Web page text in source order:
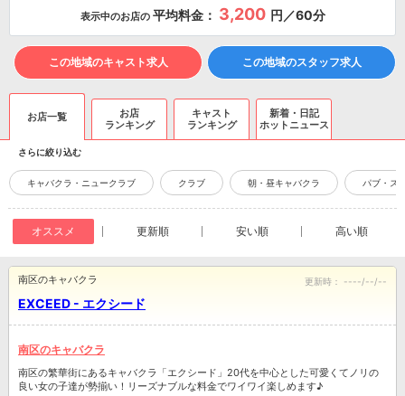
表示中のお店の 平均料金： 3,200 円／60分
この地域のキャスト求人 この地域のスタッフ求人
お店一覧
お店
ランキング
キャスト
ランキング
新着・日記
ホットニュース
さらに絞り込む
キャバクラ・ニュークラブ クラブ 朝・昼キャバクラ パブ・ス
オススメ 更新順 安い順 高い順
EXCEED - エクシード
南区のキャバクラ 更新時： ----/--/--
南区のキャバクラ
南区の繁華街にあるキャバクラ「エクシード」20代を中心とした可愛くてノリの
良い女の子達が勢揃い！リーズナブルな料金でワイワイ楽しめます♪